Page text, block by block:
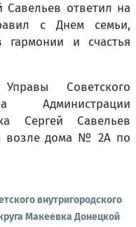
Савельев ответил на
с Днем семьи,
и счастья
внутригородского
Макеевка Донецкой